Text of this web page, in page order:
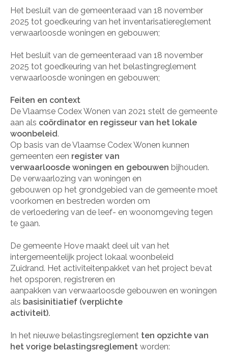
Het besluit van de gemeenteraad van 18 november
2025 tot goedkeuring van het inventarisatiereglement
verwaarloosde woningen en gebouwen;
Het besluit van de gemeenteraad van 18 november
2025 tot goedkeuring van het belastingreglement
verwaarloosde woningen en gebouwen;
Feiten en context
De Vlaamse Codex Wonen van 2021 stelt de gemeente
aan als coördinator en regisseur van het lokale
woonbeleid.
Op basis van de Vlaamse Codex Wonen kunnen
gemeenten een register van
verwaarloosde woningen en gebouwen bijhouden.
De verwaarlozing van woningen en
gebouwen op het grondgebied van de gemeente moet
voorkomen en bestreden worden om
de verloedering van de leef- en woonomgeving tegen
te gaan.
De gemeente Hove maakt deel uit van het
intergemeentelijk project lokaal woonbeleid
Zuidrand. Het activiteitenpakket van het project bevat
het opsporen, registreren en
aanpakken van verwaarloosde gebouwen en woningen
als basisinitiatief (verplichte
activiteit).
In het nieuwe belastingsreglement ten opzichte van
het vorige belastingsreglement worden: